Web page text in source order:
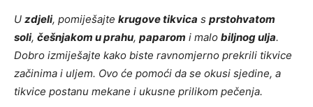
U zdjeli, pomiješajte krugove tikvica s prstohvatom
soli, češnjakom u prahu, paparom i malo biljnog ulja.
Dobro izmiješajte kako biste ravnomjerno prekrili tikvice
začinima i uljem. Ovo će pomoći da se okusi sjedine, a
tikvice postanu mekane i ukusne prilikom pečenja.